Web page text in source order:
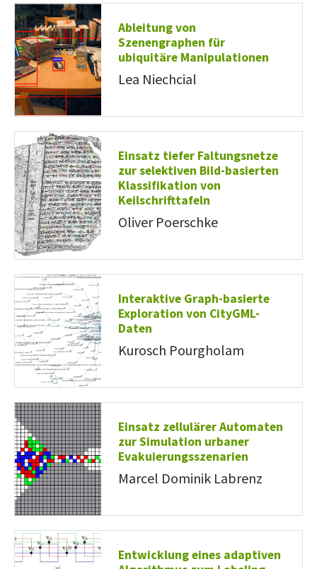
Ableitung von
Szenengraphen für
ubiquitäre Manipulationen
Lea Niechcial
Einsatz tiefer Faltungsnetze
zur selektiven Bild-basierten
Klassifikation von
Keilschrifttafeln
Oliver Poerschke
Interaktive Graph-basierte
Exploration von CityGML-
Daten
Kurosch Pourgholam
Einsatz zellulärer Automaten
zur Simulation urbaner
Evakuierungsszenarien
Marcel Dominik Labrenz
Entwicklung eines adaptiven